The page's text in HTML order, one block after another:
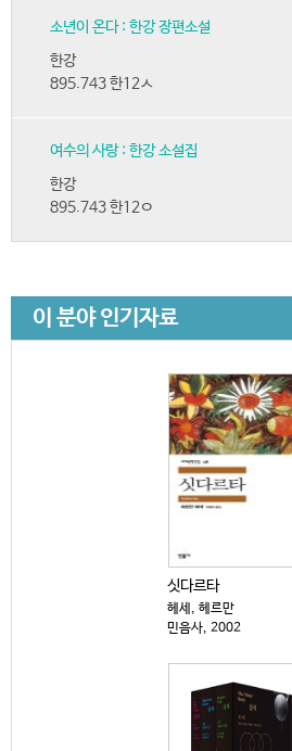
소년이 온다 : 한강 장편소설
한강
895.743 한12ㅅ
여수의 사랑 : 한강 소설집
한강
895.743 한12ㅇ
이 분야 인기자료
싯다르타
헤세, 헤르만
민음사, 2002